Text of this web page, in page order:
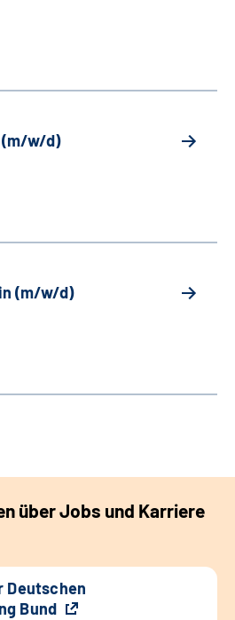
(m/w/d)
(m/w/d)
über Jobs und Karriere
Deutschen
Bund